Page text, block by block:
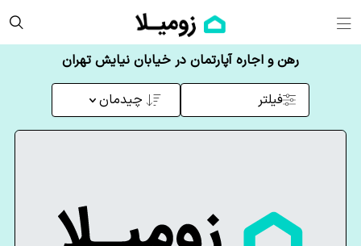
رهن و اجاره آپارتمان در خیابان نیایش تهران
فیلتر چیدمان